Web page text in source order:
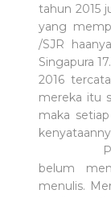
tahun 2015
yang
/SJR
Singapura
2016
mereka itu
maka
belum
menulis.